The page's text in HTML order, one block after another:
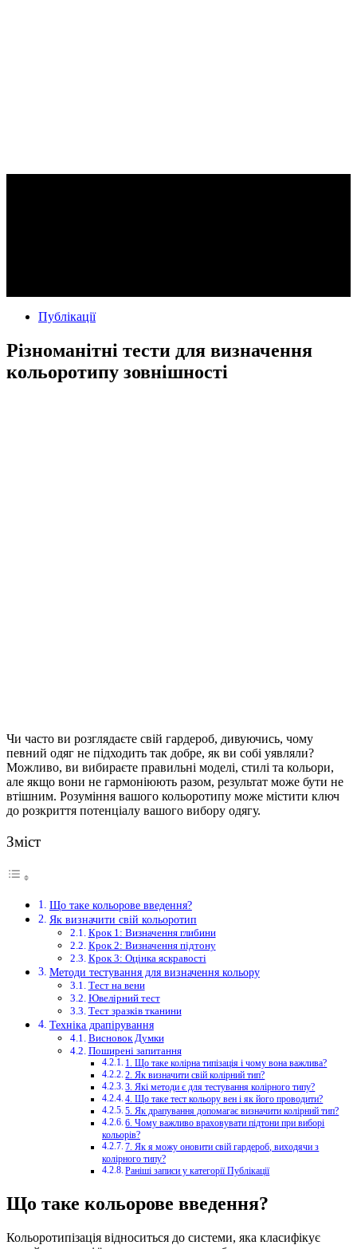
Публікації
Різноманітні тести для визначення
кольоротипу зовнішності
Чи часто ви розглядаєте свій гардероб, дивуючись, чому
певний одяг не підходить так добре, як ви собі уявляли?
Можливо, ви вибираєте правильні моделі, стилі та кольори,
але якщо вони не гармоніюють разом, результат може бути не
втішним. Розуміння вашого кольоротипу може містити ключ
до розкриття потенціалу вашого вибору одягу.
Зміст
Що таке кольорове введення?
Як визначити свій кольоротип
Крок 1: Визначення глибини
Крок 2: Визначення підтону
Крок 3: Оцінка яскравості
Методи тестування для визначення кольору
Тест на вени
Ювелірний тест
Тест зразків тканини
Техніка драпірування
Висновок Думки
Поширені запитання
1. Що таке колірна типізація і чому вона важлива?
2. Як визначити свій колірний тип?
3. Які методи є для тестування колірного типу?
4. Що таке тест кольору вен і як його проводити?
5. Як драпування допомагає визначити колірний тип?
6. Чому важливо враховувати підтони при виборі
кольорів?
7. Як я можу оновити свій гардероб, виходячи з
колірного типу?
Раніші записи у категорії Публікації
Що таке кольорове введення?
Кольоротипізація відноситься до системи, яка класифікує